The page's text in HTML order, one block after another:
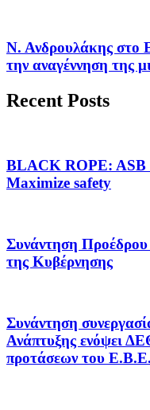
Ν. Ανδρουλάκης στο
την αναγέννηση της
Recent Posts
BLACK ROPE: ASB
Maximize safety
Συνάντηση
της Κυβέρνησης
Συνάντηση
Ανάπτυξης ενόψει
προτάσεων του